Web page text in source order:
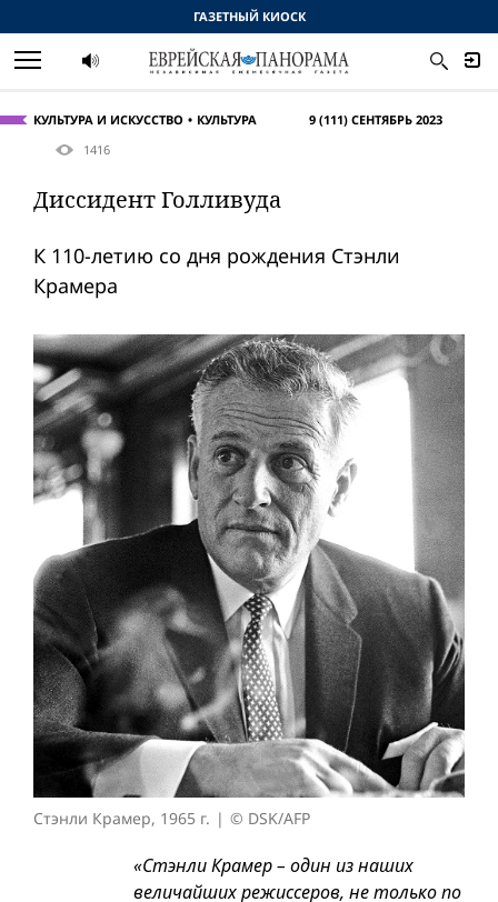
КУЛЬТУРА И ИСКУССТВО КУЛЬТУРА
9 (111) СЕНТЯБРЬ 2023
1416
Диссидент Голливуда
К 110-летию со дня рождения Стэнли
Крамера
Стэнли Крамер, 1965 г. © DSK/AFP
«Стэнли Крамер – один из наших
величайших режиссеров, не только по
ГАЗЕТНЫЙ КИОСК